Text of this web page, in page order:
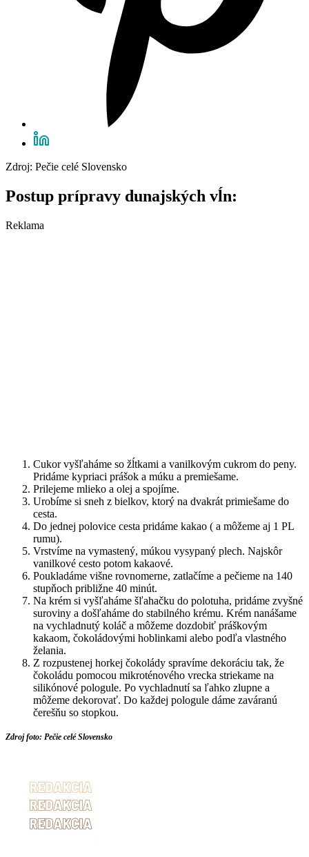
Zdroj: Pečie celé Slovensko
Postup prípravy dunajských vĺn:
Reklama
Cukor vyšľaháme so žĺtkami a vanilkovým cukrom do peny.
Pridáme kypriaci prášok a múku a premiešame.
Prilejeme mlieko a olej a spojíme.
Urobíme si sneh z bielkov, ktorý na dvakrát primiešame do
cesta.
Do jednej polovice cesta pridáme kakao ( a môžeme aj 1 PL
rumu).
Vrstvíme na vymastený, múkou vysypaný plech. Najskôr
vanilkové cesto potom kakaové.
Poukladáme višne rovnomerne, zatlačíme a pečieme na 140
stupňoch približne 40 minút.
Na krém si vyšľaháme šľahačku do polotuha, pridáme zvyšné
suroviny a došľaháme do stabilného krému. Krém nanášame
na vychladnutý koláč a môžeme dozdobiť práškovým
kakaom, čokoládovými hoblinkami alebo podľa vlastného
želania.
Z rozpustenej horkej čokolády spravíme dekoráciu tak, že
čokoládu pomocou mikroténového vrecka striekame na
silikónové pologule. Po vychladnutí sa ľahko zlupne a
môžeme dekorovať. Do každej pologule dáme zaváranú
čerešňu so stopkou.
Zdroj foto: Pečie celé Slovensko